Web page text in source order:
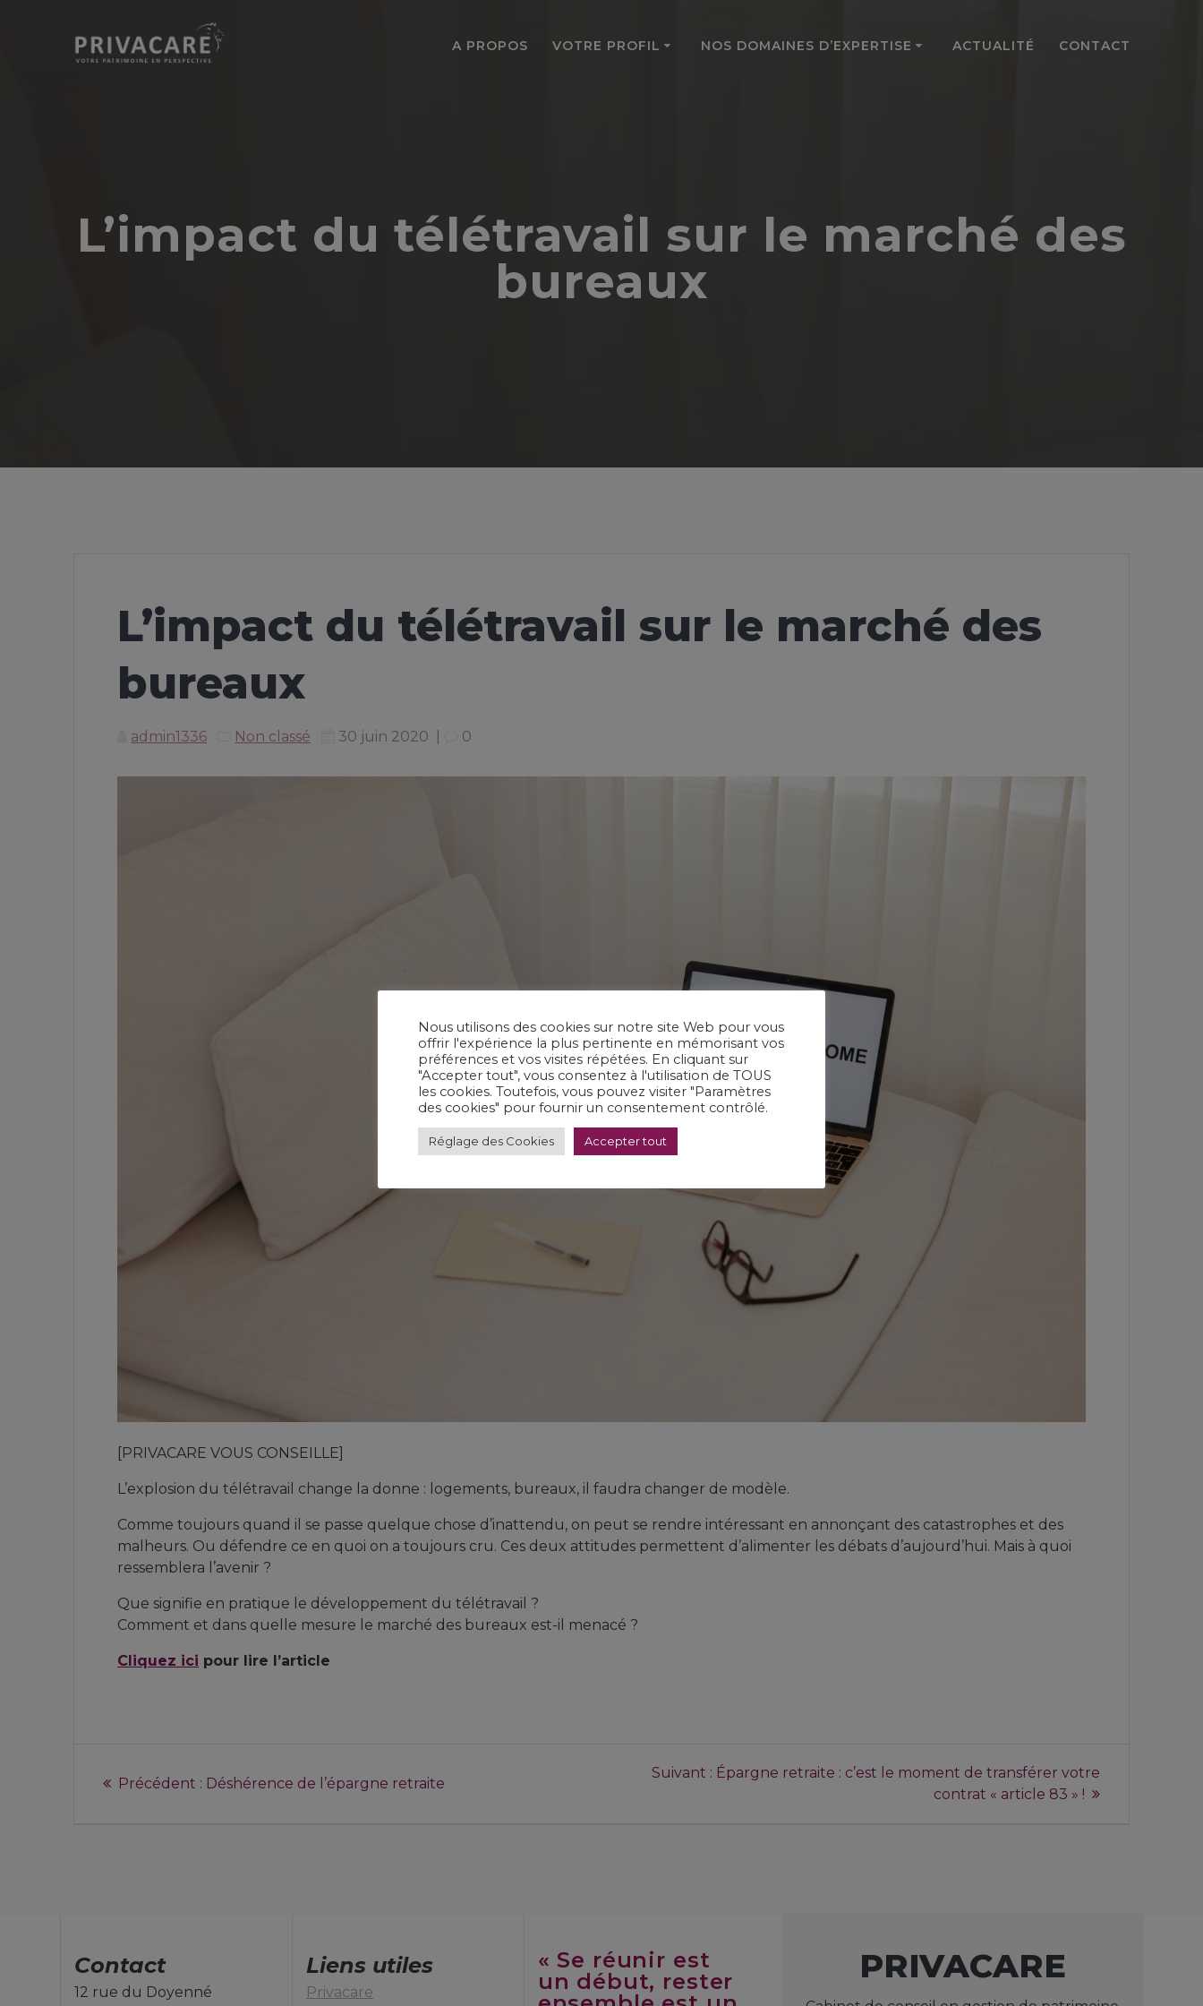
A PROPOS VOTRE PROFIL NOS DOMAINES D’EXPERTISE ACTUALITÉ CONTACT
L’impact du télétravail sur le marché des
bureaux​
L’impact du télétravail sur le marché des
bureaux​
admin1336 Non classé 30 juin 2020 0
[PRIVACARE VOUS CONSEILLE]
L’explosion du télétravail change la donne : logements, bureaux, il faudra changer de modèle.
Comme toujours quand il se passe quelque chose d’inattendu, on peut se rendre intéressant en annonçant des catastrophes et des
malheurs. Ou défendre ce en quoi on a toujours cru. Ces deux attitudes permettent d’alimenter les débats d’aujourd’hui. Mais à quoi
ressemblera l’avenir ?
Que signifie en pratique le développement du télétravail ?
Comment et dans quelle mesure le marché des bureaux est-il menacé ?
Cliquez ici pour lire l’article
Précédent : Déshérence de l’épargne retraite
Suivant : Épargne retraite : c’est le moment de transférer votre
contrat « article 83 » !​
Contact
12 rue du Doyenné
Liens utiles
Privacare
« Se réunir est
un début, rester
PRIVACARE
Nous utilisons des cookies sur notre site Web pour vous
offrir l'expérience la plus pertinente en mémorisant vos
préférences et vos visites répétées. En cliquant sur
"Accepter tout", vous consentez à l'utilisation de TOUS
les cookies. Toutefois, vous pouvez visiter "Paramètres
des cookies" pour fournir un consentement contrôlé.
Réglage des Cookies Accepter tout